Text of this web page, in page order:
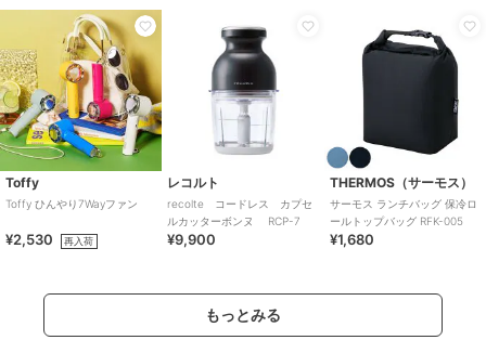
Toffy
Toffy ひんやり7Wayファン
¥2,530 再入荷
レコルト
recolte コードレス カプセ
ルカッターボンヌ RCP-7
¥9,900
THERMOS（サーモス）
サーモス ランチバッグ 保冷ロ
ールトップバッグ RFK-005
¥1,680
もっとみる